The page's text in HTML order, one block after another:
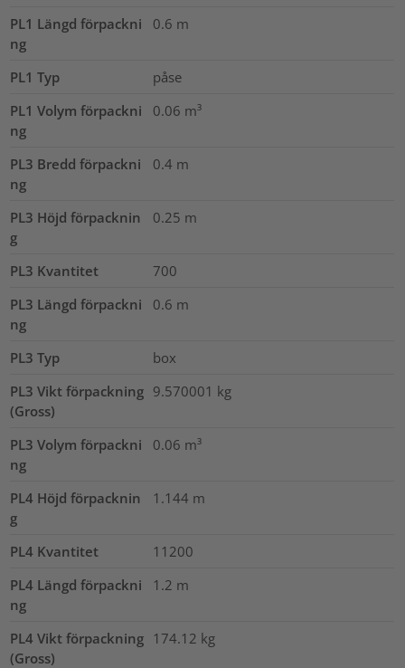
PL1 Längd förpackni
ng
0.6 m
PL1 Typ
påse
PL1 Volym förpackni
ng
0.06 m³
PL3 Bredd förpackni
ng
0.4 m
PL3 Höjd förpacknin
g
0.25 m
PL3 Kvantitet
700
PL3 Längd förpackni
ng
0.6 m
PL3 Typ
box
PL3 Vikt förpackning
(Gross)
9.570001 kg
PL3 Volym förpackni
ng
0.06 m³
PL4 Höjd förpacknin
g
1.144 m
PL4 Kvantitet
11200
PL4 Längd förpackni
ng
1.2 m
PL4 Vikt förpackning
(Gross)
174.12 kg